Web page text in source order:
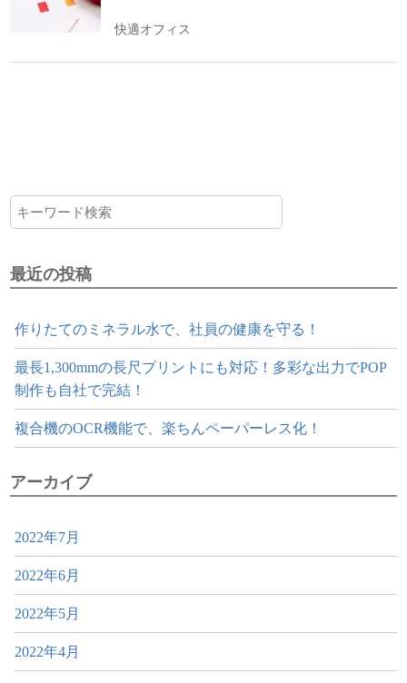
快適オフィス
最近の投稿
作りたてのミネラル水で、社員の健康を守る！
最長1,300mmの長尺プリントにも対応！多彩な出力でPOP
制作も自社で完結！
複合機のOCR機能で、楽ちんペーパーレス化！
アーカイブ
2022年7月
2022年6月
2022年5月
2022年4月